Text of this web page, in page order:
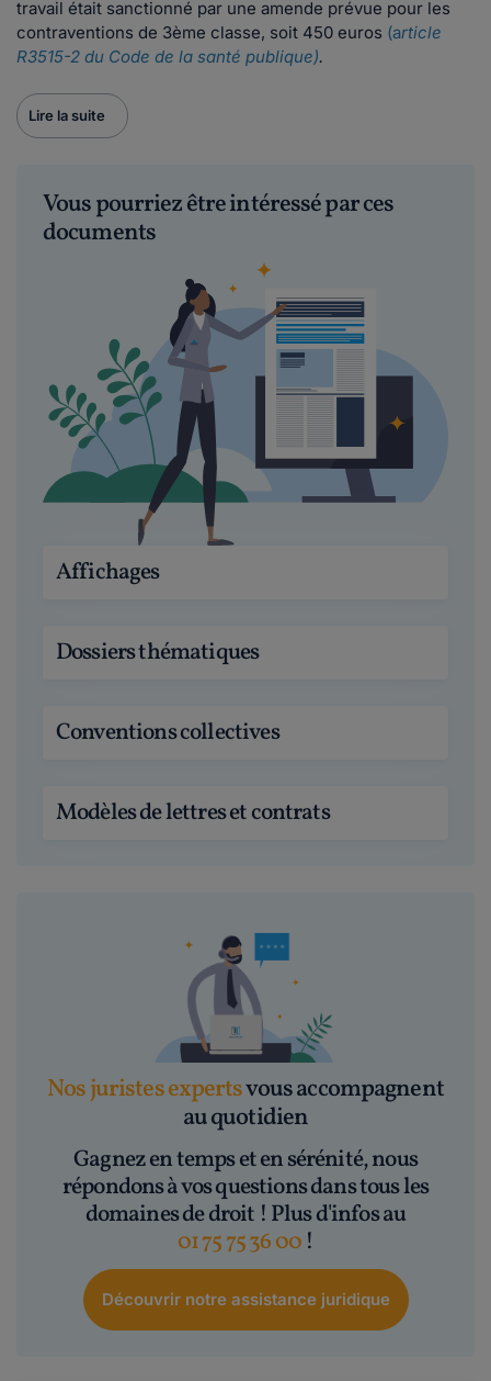
travail était sanctionné par une amende prévue pour les
contraventions de 3ème classe, soit 450 euros (article
R3515-2 du Code de la santé publique).
Lire la suite
Vous pourriez être intéressé par ces
documents
Affichages
Dossiers thématiques
Conventions collectives
Modèles de lettres et contrats
Nos juristes expertsvous accompagnent
au quotidien
Gagnez en temps et en sérénité, nous
répondons à vos questions dans tous les
domaines de droit ! Plus d'infos au
01 75 75 36 00 !
Découvrir notre assistance juridique